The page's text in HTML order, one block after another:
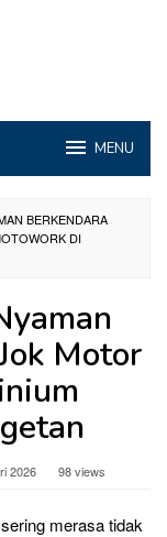
MENU
BERKENDARA
DI
Motor
2026 98 views
merasa tidak